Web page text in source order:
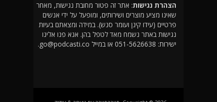
הצהרת נגישות: אתר זה פטור מחובת נגישות, מאחר
שאינו מציע מוצרים ושירותים, ומופעל על ידי אנשים
פרטיים (עידו קינן ועומר סנש). במידה ומצאתם בעיות
נגישות באתר נשמח מאד לטפל בהן. אנא פנו אלינו
ישירות: 051-5626638 או במייל go@podcasti.co.